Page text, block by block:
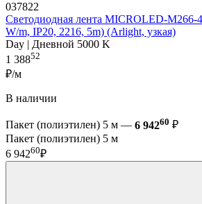
037822
Светодиодная лента MICROLED-M266-
W/m, IP20, 2216, 5m) (Arlight, узкая)
Day | Дневной 5000 K
1 38852
₽/м
В наличии
Пакет (полиэтилен) 5 м — 6 94260 ₽
Пакет (полиэтилен) 5 м
6 94260₽